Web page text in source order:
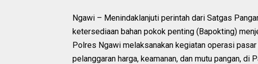
Ngawi – Menindaklanjuti perintah dari Satgas
ketersediaan bahan pokok penting (Bapokting)
Polres Ngawi melaksanakan kegiatan operasi
pelanggaran harga, keamanan, dan mutu pangan, di